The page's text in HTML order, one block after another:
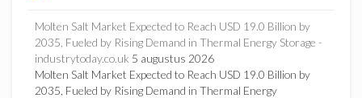
Molten Salt Market Expected to Reach USD 19.0 Billion by
2035, Fueled by Rising Demand in Thermal Energy Storage -
industrytoday.co.uk 5 augustus 2026
Molten Salt Market Expected to Reach USD 19.0 Billion by
2035, Fueled by Rising Demand in Thermal Energy